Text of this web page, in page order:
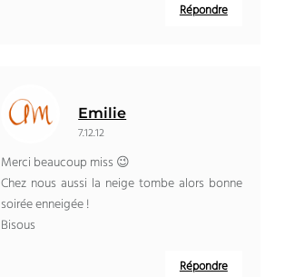
Répondre
Emilie
7.12.12
Merci beaucoup miss 😉
Chez nous aussi la neige tombe alors bonne
soirée enneigée !
Bisous
Répondre